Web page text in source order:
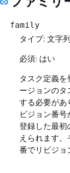
family
タイプ: 文字列
必須: はい
タスク定義
ージョンのタ
する必要があ
ビジョン番
登録した最初
えられます
番でリビジョ